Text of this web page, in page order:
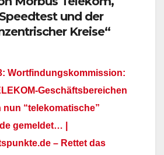
und der
Kreise“
Wortfindungskommission:
Geschäftsbereichen
nun “telekomatische”
gemeldet… |
– Rettet das